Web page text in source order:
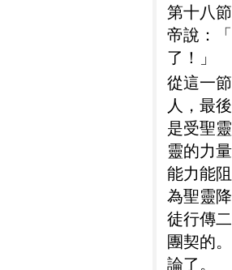
第十八
帝說：
了！」
從這一
人，最
是受聖
靈的力
能力能
為聖靈
徒行傳
團契的
論了。